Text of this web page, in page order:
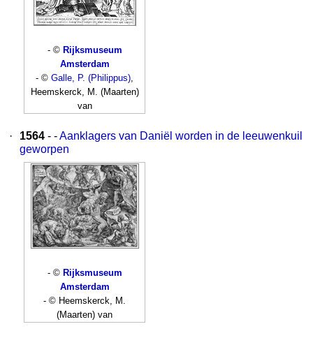
- © Rijksmuseum
Amsterdam
- © Galle, P. (Philippus),
Heemskerck, M. (Maarten)
van
· 1564 - -Aanklagers van Daniël worden in de leeuwenkuil
geworpen
- © Rijksmuseum
Amsterdam
- © Heemskerck, M.
(Maarten) van